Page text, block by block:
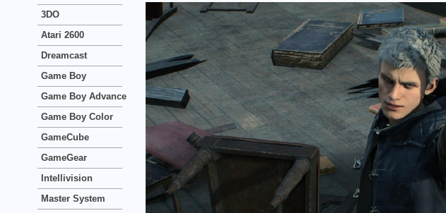
3DO
Atari 2600
Dreamcast
Game Boy
Game Boy Advance
Game Boy Color
GameCube
GameGear
Intellivision
Master System